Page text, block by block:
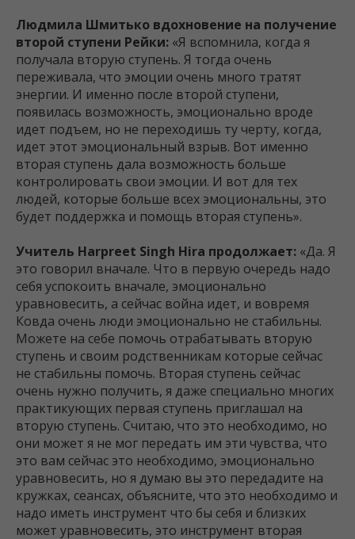
Людмила Шмитько вдохновение на получение
второй ступени Рейки: «Я вспомнила, когда я
получала вторую ступень. Я тогда очень
переживала, что эмоции очень много тратят
энергии. И именно после второй ступени,
появилась возможность, эмоционально вроде
идет подъем, но не переходишь ту черту, когда,
идет этот эмоциональный взрыв. Вот именно
вторая ступень дала возможность больше
контролировать свои эмоции. И вот для тех
людей, которые больше всех эмоциональны, это
будет поддержка и помощь вторая ступень».
Учитель Harpreet Singh Hira продолжает: «Да. Я
это говорил вначале. Что в первую очередь надо
себя успокоить вначале, эмоционально
уравновесить, а сейчас война идет, и вовремя
Ковда очень люди эмоционально не стабильны.
Можете на себе помочь отрабатывать вторую
ступень и своим родственникам которые сейчас
не стабильны помочь. Вторая ступень сейчас
очень нужно получить, я даже специально многих
практикующих первая ступень приглашал на
вторую ступень. Считаю, что это необходимо, но
они может я не мог передать им эти чувства, что
это вам сейчас это необходимо, эмоционально
уравновесить, но я думаю вы это передадите на
кружках, сеансах, объясните, что это необходимо и
надо иметь инструмент что бы себя и близких
может уравновесить, это инструмент вторая